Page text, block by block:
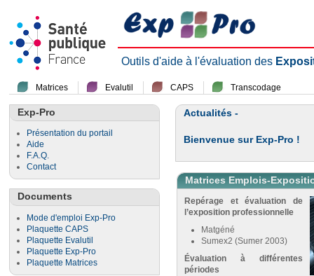
Outils d'aide à l'évaluation des
Matrices Evalutil CAPS Transcodage
Exp-Pro
Présentation du portail
Aide
F.A.Q.
Contact
Documents
Mode d'emploi Exp-Pro
Plaquette CAPS
Plaquette Evalutil
Plaquette Exp-Pro
Plaquette Matrices
Actualités -
Bienvenue sur Exp-Pro !
Matrices Emplois-
Repérage et évaluation de
l’exposition professionnelle
Matgéné
Sumex2 (Sumer 2003)
Évaluation à différentes
périodes